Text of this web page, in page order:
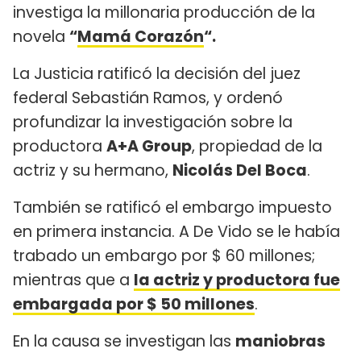
investiga la millonaria producción de la
novela “Mamá Corazón“.
La Justicia ratificó la decisión del juez
federal Sebastián Ramos, y ordenó
profundizar la investigación sobre la
productora A+A Group, propiedad de la
actriz y su hermano, Nicolás Del Boca.
También se ratificó el embargo impuesto
en primera instancia. A De Vido se le había
trabado un embargo por $ 60 millones;
mientras que a la actriz y productora fue
embargada por $ 50 millones.
En la causa se investigan las maniobras